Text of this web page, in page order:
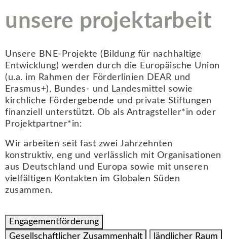
unsere projektarbeit
Unsere BNE-Projekte (Bildung für nachhaltige
Entwicklung) werden durch die Europäische Union
(u.a. im Rahmen der Förderlinien DEAR und
Erasmus+), Bundes- und Landesmittel sowie
kirchliche Fördergebende und private Stiftungen
finanziell unterstützt. Ob als Antragsteller*in oder
Projektpartner*in:
Wir arbeiten seit fast zwei Jahrzehnten
konstruktiv, eng und verlässlich mit Organisationen
aus Deutschland und Europa sowie mit unseren
vielfältigen Kontakten im Globalen Süden
zusammen.
Engagementförderung
Gesellschaftlicher Zusammenhalt
ländlicher Raum